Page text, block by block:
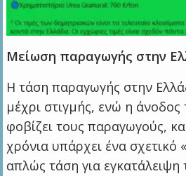
Μείωση παραγωγής στην
Η τάση παραγωγής στην
μέχρι στιγμής, ενώ η άνοδος
φοβίζει τους παραγωγούς,
χρόνια υπάρχει ένα σχετικό
απλώς τάση για εγκατάλειψη